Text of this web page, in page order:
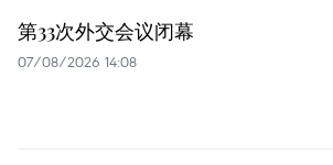
第33次外交会议闭幕
07/08/2026 14:08